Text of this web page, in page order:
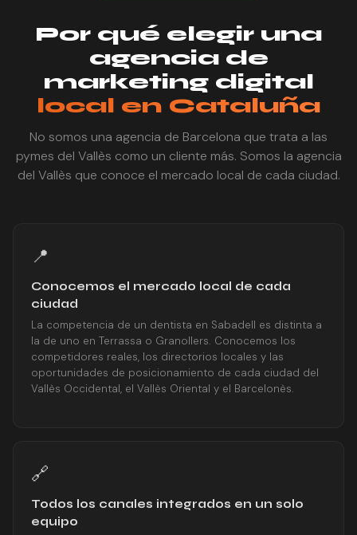
Por qué elegir una
agencia de
marketing digital
local en Cataluña
No somos una agencia de Barcelona que trata a las
pymes del Vallès como un cliente más. Somos la agencia
del Vallès que conoce el mercado local de cada ciudad.
📍
Conocemos el mercado local de cada
ciudad
La competencia de un dentista en Sabadell es distinta a
la de uno en Terrassa o Granollers. Conocemos los
competidores reales, los directorios locales y las
oportunidades de posicionamiento de cada ciudad del
Vallès Occidental, el Vallès Oriental y el Barcelonès.
🔗
Todos los canales integrados en un solo
equipo